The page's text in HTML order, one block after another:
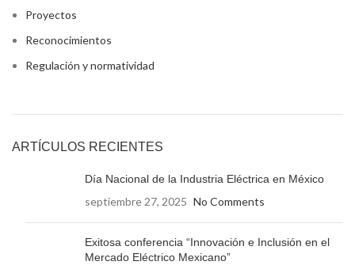
Proyectos
Reconocimientos
Regulación y normatividad
ARTÍCULOS RECIENTES
Día Nacional de la Industria Eléctrica en México
septiembre 27, 2025 No Comments
Exitosa conferencia “Innovación e Inclusión en el
Mercado Eléctrico Mexicano”